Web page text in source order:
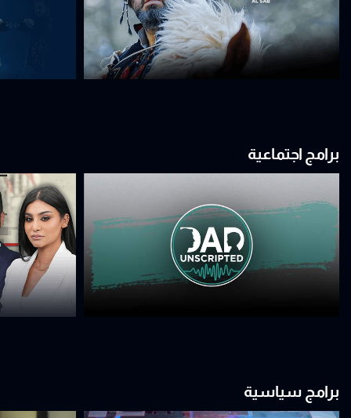
برامج اجتماعية
برامج سياسية